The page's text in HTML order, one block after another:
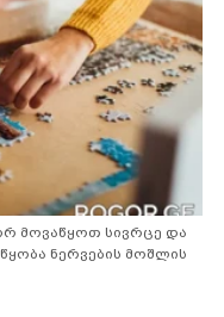
მოვაწყოთ სივრცე და
ნერვების მოშლის